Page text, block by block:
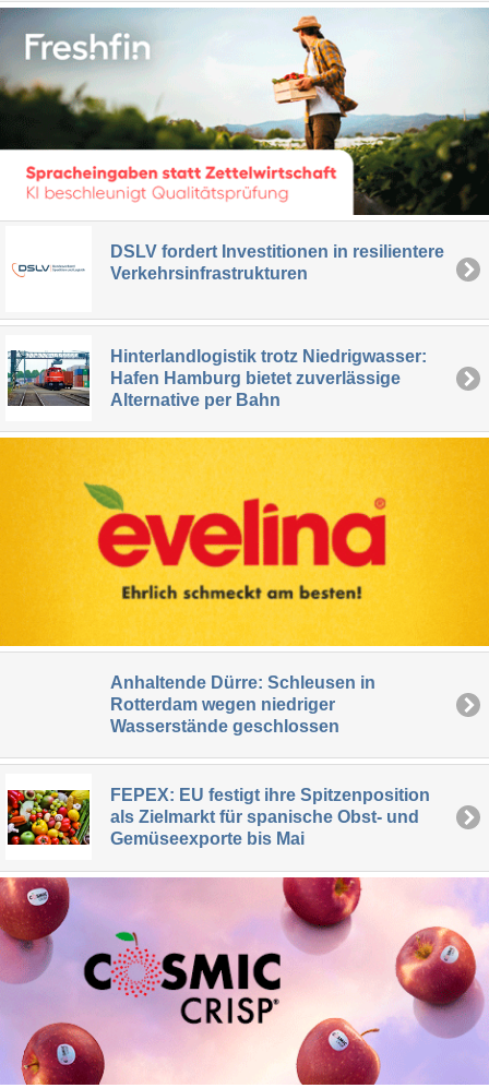
DSLV fordert Investitionen in resilientere
Verkehrsinfrastrukturen
Hinterlandlogistik trotz Niedrigwasser:
Hafen Hamburg bietet zuverlässige
Alternative per Bahn
Anhaltende Dürre: Schleusen in
Rotterdam wegen niedriger
Wasserstände geschlossen
FEPEX: EU festigt ihre Spitzenposition
als Zielmarkt für spanische Obst- und
Gemüseexporte bis Mai